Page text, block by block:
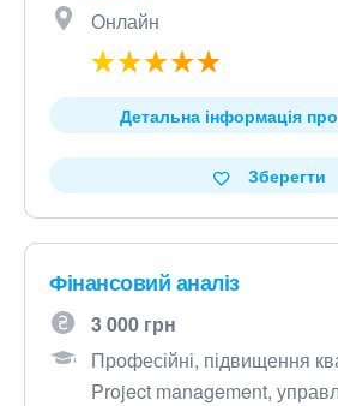
Онлайн
Детальна інформація
Зберегти
Фінансовий аналіз
3 000 грн
Професійні, підвищення
Project management,